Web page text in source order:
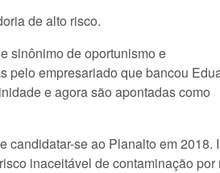
de alto risco.
sinônimo de oportunismo e
pelo empresariado que bancou
e agora são apontadas como
candidatar-se ao Planalto em 2018.
inaceitável de contaminação por